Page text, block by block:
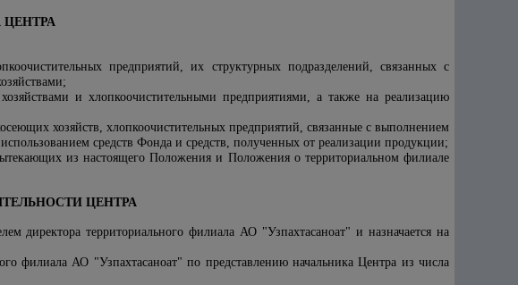
ЦЕНТРА
предприятий, их структурных подразделений, связанных с
и хлопкоочистительными предприятиями, а также на реализацию
хозяйств, хлопкоочистительных предприятий, связанные с выполнением
средств Фонда и средств, полученных от реализации продукции;
из настоящего Положения и Положения о территориальном филиале
ЦЕНТРА
директора территориального филиала АО "Узпахтасаноат" и назначается на
филиала АО "Узпахтасаноат" по представлению начальника Центра из числа